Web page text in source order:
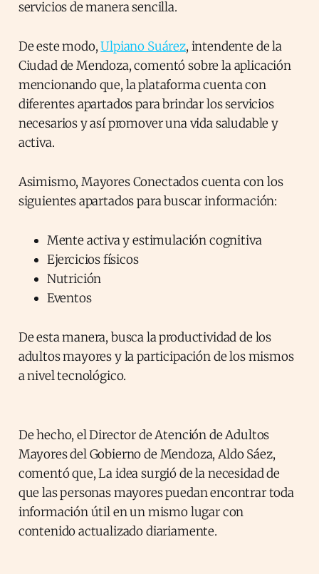
servicios de manera sencilla.
De este modo,Ulpiano Suárez, intendente de la
Ciudad de Mendoza, comentó sobre la aplicación
mencionando que, la plataforma cuenta con
diferentes apartados para brindar los servicios
necesarios y así promover una vida saludable y
activa.
Asimismo, Mayores Conectados cuenta con los
siguientes apartados para buscar información:
Mente activa y estimulación cognitiva
Ejercicios físicos
Nutrición
Eventos
De esta manera, busca la productividad de los
adultos mayores y la participación de los mismos
a nivel tecnológico.
De hecho, el Director de Atención de Adultos
Mayores del Gobierno de Mendoza, Aldo Sáez,
comentó que, La idea surgió de la necesidad de
que las personas mayores puedan encontrar toda
información útil en un mismo lugar con
contenido actualizado diariamente.